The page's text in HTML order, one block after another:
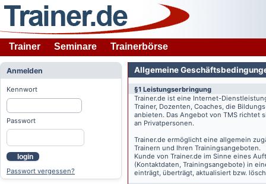
Trainer Seminare Trainerbörse
Anmelden
Kennwort
Passwort
login
Passwort vergessen?
Allgemeine
§1 Leistungserbringung
Trainer.de ist eine Internet-
Trainer, Dozenten, Coaches, die
anbieten. Das Angebot von TMS richtet
an Privatpersonen.
Trainer.de ermöglicht eine allgemein
Trainern und Ihren Trainingsangeboten.
Kunde von Trainer.de im Sinne eines
(Kontaktdaten, Trainingsangebote) in
einträgt, überträgt, aktualisiert bzw.